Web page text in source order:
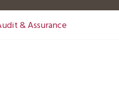
& Assurance